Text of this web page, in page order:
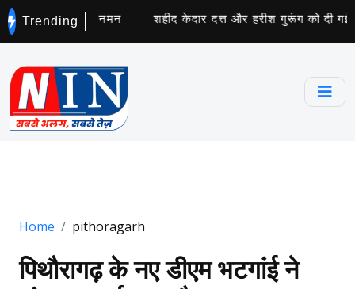
Trending
सेनानियों का नमन शहीद केदार दत्त और हरीश गुरूंग को दी गई
Home pithoragarh
पिथौरागढ़ के नए डीएम भटगांई ने